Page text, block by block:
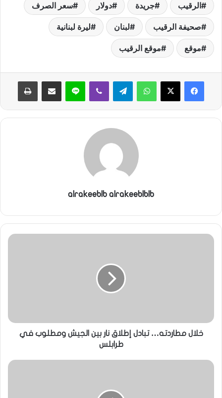
الرقيب جريدة دولار سعر الصرف
صحيفة الرقيب لبنان ليرة لبنانية
موقع موقع الرقيب
واتساب تيلقرام ڤايبر لاين مشاركة عبر البريد طباعة
alrakeeblb alrakeeblblb
خلال مطاردته… تبادل إطلاق نار بين الجيش ومطلوب في
طرابلس